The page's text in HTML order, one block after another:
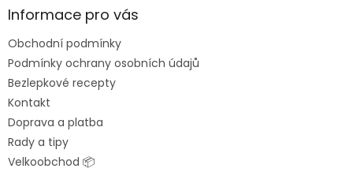
aInformace pro vás
Obchodní podmínky
Podmínky ochrany osobních údajů
Bezlepkové recepty
Kontakt
Doprava a platba
Rady a tipy
Velkoobchod 📦